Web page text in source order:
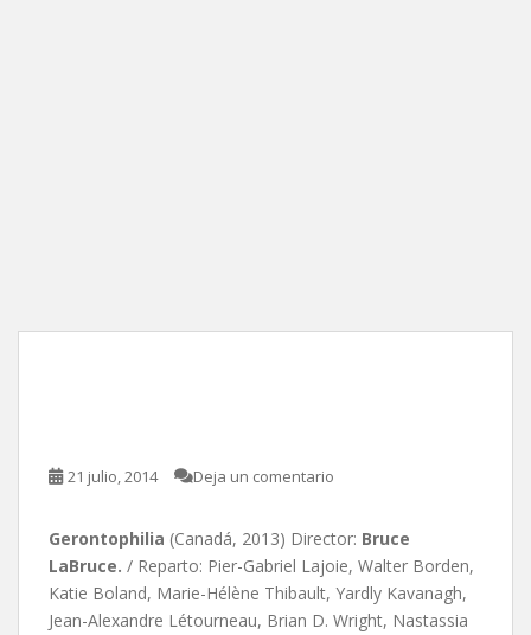
21 julio, 2014 Deja un comentario
Gerontophilia (Canadá, 2013) Director: Bruce
LaBruce. / Reparto: Pier-Gabriel Lajoie, Walter Borden,
Katie Boland, Marie-Hélène Thibault, Yardly Kavanagh,
Jean-Alexandre Létourneau, Brian D. Wright, Nastassia